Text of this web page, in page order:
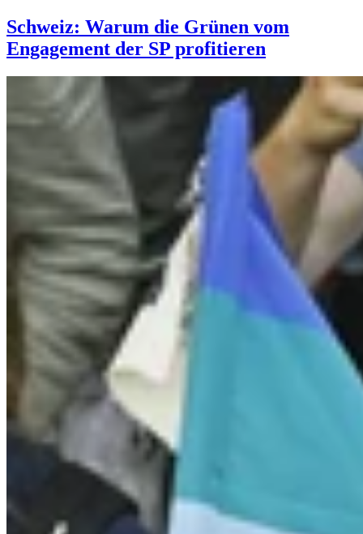
Schweiz: Warum die Grünen vom
Engagement der SP profitieren